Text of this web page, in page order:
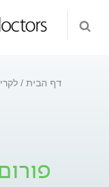
דף הבית